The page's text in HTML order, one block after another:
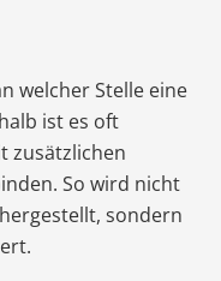
welcher Stelle eine
ist es oft
zusätzlichen
So wird nicht
sondern